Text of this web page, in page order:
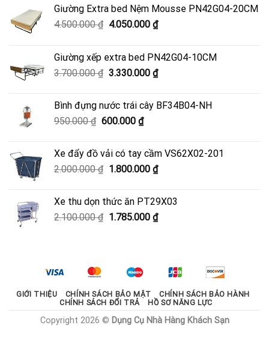
Giường Extra bed Nệm Mousse PN42G04-20CM
4.500.000₫ Giá
4.500.000 ₫.
4.050.000 ₫Giá
là:
4.050.000 ₫.
Giường xếp extra bed PN42G04-10CM
3.700.000₫ Giá
3.700.000 ₫.
3.330.000 ₫Giá
là:
Bình đựng nước trái cây BF34B04-NH
950.000₫ Giá
950.000 ₫.
600.000 ₫Giá
là:
600.000 ₫.
Xe đẩy đồ vải có tay cầm VS62X02-201
2.000.000₫ Giá
2.000.000 ₫.
1.800.000 ₫Giá
là:
1.800.000 ₫.
Xe thu dọn thức ăn PT29X03
2.100.000₫ Giá
1.785.000 ₫Giá
1.785.000 ₫.
GIỚI THIỆU CHÍNH SÁCH BẢO MẬT
CHÍNH SÁCH BẢO HÀNH
CHÍNH SÁCH ĐỔI TRẢ
HỒ SƠ NĂNG LỰC
Copyright 2026 © Dụng Cụ Nhà Hàng Khách Sạn